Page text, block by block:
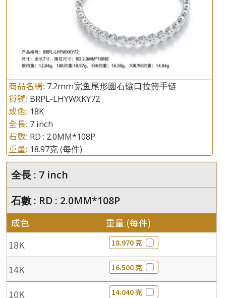
商品名稱: 7.2mm宽鱼尾形圆石镶口拉簧手链
貨號: BRPL-LHYWXKY72
成色: 18K
全長: 7 inch
石數: RD : 2.0MM*108P
重量: 18.97克(每件)
全長 : 7 inch
石數 : RD : 2.0MM*108P
成色 重量 (每件)
18K 18.970 克
14K 16.500 克
10K 14.040 克